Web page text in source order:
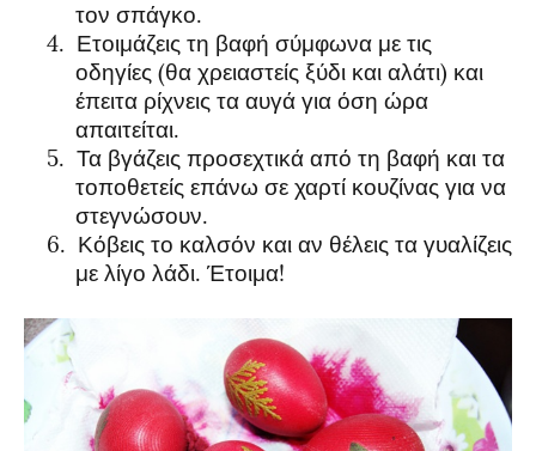
τον σπάγκο.
4. Ετοιμάζεις τη βαφή σύμφωνα με τις
οδηγίες (θα χρειαστείς ξύδι και αλάτι) και
έπειτα ρίχνεις τα αυγά για όση ώρα
απαιτείται.
5. Τα βγάζεις προσεχτικά από τη βαφή και τα
τοποθετείς επάνω σε χαρτί κουζίνας για να
στεγνώσουν.
6. Κόβεις το καλσόν και αν θέλεις τα γυαλίζεις
με λίγο λάδι. Έτοιμα!